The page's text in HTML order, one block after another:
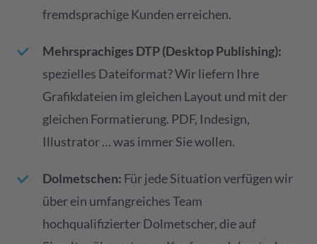
fremdsprachige Kunden erreichen.
Mehrsprachiges DTP (Desktop Publishing):
spezielles Dateiformat? Wir liefern Ihre
Grafikdateien im gleichen Layout und mit der
gleichen Formatierung. PDF, Indesign,
Illustrator … was immer Sie wollen.
Dolmetschen: Für jede Situation verfügen wir
über ein umfangreiches Team
hochqualifizierter Dolmetscher, die auf